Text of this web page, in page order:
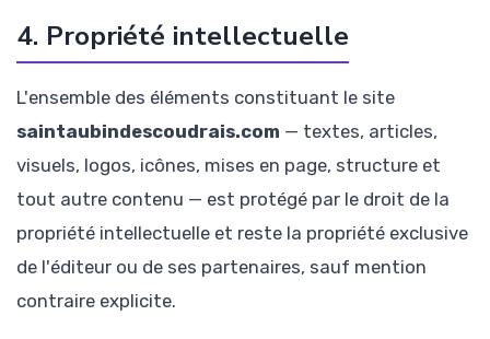
4. Propriété intellectuelle
L'ensemble des éléments constituant le site
saintaubindescoudrais.com — textes, articles,
visuels, logos, icônes, mises en page, structure et
tout autre contenu — est protégé par le droit de la
propriété intellectuelle et reste la propriété exclusive
de l'éditeur ou de ses partenaires, sauf mention
contraire explicite.